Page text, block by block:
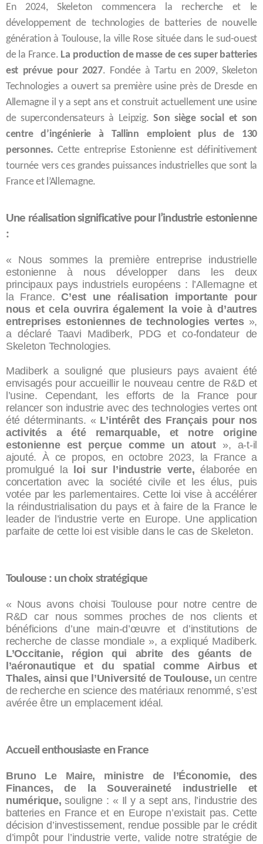
En 2024, Skeleton commencera la recherche et le
développement de technologies de batteries de nouvelle
génération à Toulouse, la ville Rose située dans le sud-ouest
de la France. La production de masse de ces super batteries
est prévue pour 2027. Fondée à Tartu en 2009, Skeleton
Technologies a ouvert sa première usine près de Dresde en
Allemagne il y a sept ans et construit actuellement une usine
de supercondensateurs à Leipzig.Son siège social et son
centre d’ingénierie à Tallinn emploient plus de 130
personnes. Cette entreprise Estonienne est définitivement
tournée vers ces grandes puissances industrielles que sont la
France et l’Allemagne.
Une réalisation significative pour l’industrie estonienne
:
« Nous sommes la première entreprise industrielle
estonienne à nous développer dans les deux
principaux pays industriels européens : l’Allemagne et
la France.C’est une réalisation importante pour
nous et cela ouvrira également la voie à d’autres
entreprises estoniennes de technologies vertes»,
a déclaré Taavi Madiberk, PDG et co-fondateur de
Skeleton Technologies.
Madiberk a souligné que plusieurs pays avaient été
envisagés pour accueillir le nouveau centre de R&D et
l’usine. Cependant, les efforts de la France pour
relancer son industrie avec des technologies vertes ont
été déterminants. « L’intérêt des Français pour nos
activités a été remarquable, et notre origine
estonienne est perçue comme un atout », a-t-il
ajouté. À ce propos, en octobre 2023, la France a
promulgué laloi sur l’industrie verte, élaborée en
concertation avec la société civile et les élus, puis
votée par les parlementaires. Cette loi vise à accélérer
la réindustrialisation du pays et à faire de la France le
leader de l’industrie verte en Europe. Une application
parfaite de cette loi est visible dans le cas de Skeleton.
Toulouse : un choix stratégique
« Nous avons choisi Toulouse pour notre centre de
R&D car nous sommes proches de nos clients et
bénéficions d’une main-d’œuvre et d’institutions de
recherche de classe mondiale », a expliqué Madiberk.
L’Occitanie, région qui abrite des géants de
l’aéronautique et du spatial comme Airbus et
Thales, ainsi que l’Université de Toulouse, un centre
de recherche en science des matériaux renommé, s’est
avérée être un emplacement idéal.
Accueil enthousiaste en France
Bruno Le Maire, ministre de l’Économie, des
Finances, de la Souveraineté industrielle et
numérique,souligne : « Il y a sept ans, l’industrie des
batteries en France et en Europe n’existait pas. Cette
décision d’investissement, rendue possible par le crédit
d’impôt pour l’industrie verte, valide notre stratégie de